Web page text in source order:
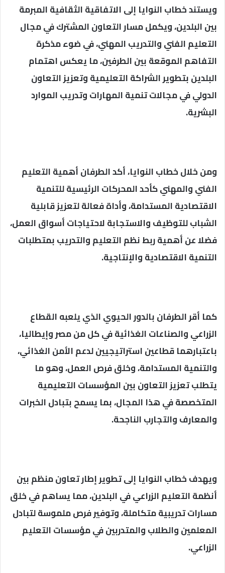
ويستند خطاب النوايا إلى الاتفاقية الثقافية المبرمة
بين البلدين، ويكمل مسار التعاون المشترك في مجال
التعليم الفني والتدريب المهني، في ضوء مذكرة
التفاهم الموقعة بين الطرفين، ما يعكس اهتمام
البلدين بتطوير الشراكة التعليمية وتعزيز التعاون
الدولي في مجالات تنمية المهارات وتدريب الموارد
البشرية.
ومن خلال خطاب النوايا، أكد الطرفان أهمية التعليم
الفني والمهني كأحد المحركات الرئيسية للتنمية
الاقتصادية المستدامة، وأداة فعالة لتعزيز قابلية
الشباب للتوظيف والاستجابة لاحتياجات أسواق العمل،
فضلا عن أهمية ربط نظم التعليم والتدريب بمتطلبات
التنمية الاقتصادية والإنتاجية.
كما أقر الطرفان بالدور الحيوي الذي يلعبه القطاع
الزراعي والصناعات الغذائية في كل من مصر وإيطاليا،
باعتبارهما قطاعين استراتيجيين لدعم الأمن الغذائي،
والتنمية المستدامة، وخلق فرص العمل، وهو ما
يتطلب تعزيز التعاون بين المؤسسات التعليمية
المتخصصة في هذا المجال، بما يسمح بتبادل الخبرات
والمعارف والتجارب الناجحة.
ويهدف خطاب النوايا إلى تطوير إطار تعاون منظم بين
أنظمة التعليم الزراعي في البلدين، مما يساهم في خلق
مسارات تدريبية متكاملة، وتوفير فرص ملموسة لتبادل
المعلمين والطلاب والمتدربين في مؤسسات التعليم
الزراعي.